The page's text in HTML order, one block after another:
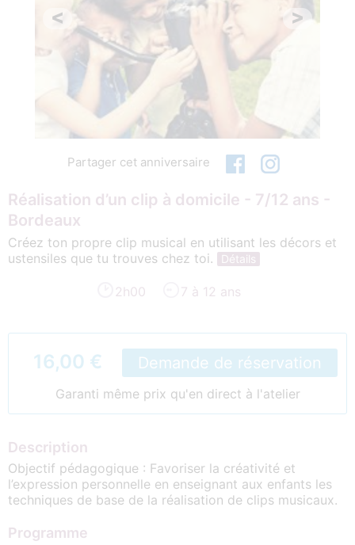
< >
Partager cet anniversaire
Réalisation d’un clip à domicile - 7/12 ans -
Bordeaux
Créez ton propre clip musical en utilisant les décors et
ustensiles que tu trouves chez toi.
Détails
2h00 7 à 12 ans
16,00 € Demande de réservation
Garanti même prix qu'en direct à l'atelier
Description
Objectif pédagogique : Favoriser la créativité et
l’expression personnelle en enseignant aux enfants les
techniques de base de la réalisation de clips musicaux.
Programme